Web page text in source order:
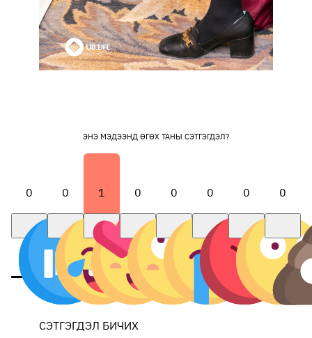
ЭНЭ МЭДЭЭНД ӨГӨХ ТАНЫ СЭТГЭГДЭЛ?
0 0 1 0 0 0 0 0
СЭТГЭГДЭЛ БИЧИХ